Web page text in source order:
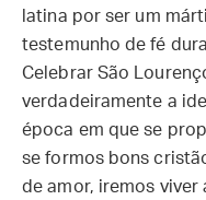
latina por ser um
testemunho de fé
Celebrar São
verdadeiramente a
época em que se
se formos bons
de amor, iremos viver